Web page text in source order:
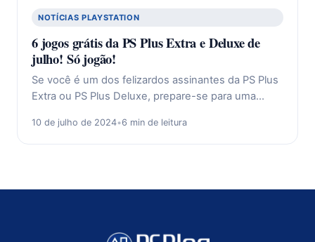
NOTÍCIAS PLAYSTATION
6 jogos grátis da PS Plus Extra e Deluxe de
julho! Só jogão!
Se você é um dos felizardos assinantes da PS Plus
Extra ou PS Plus Deluxe, prepare-se para uma…
10 de julho de 2024•6 min de leitura